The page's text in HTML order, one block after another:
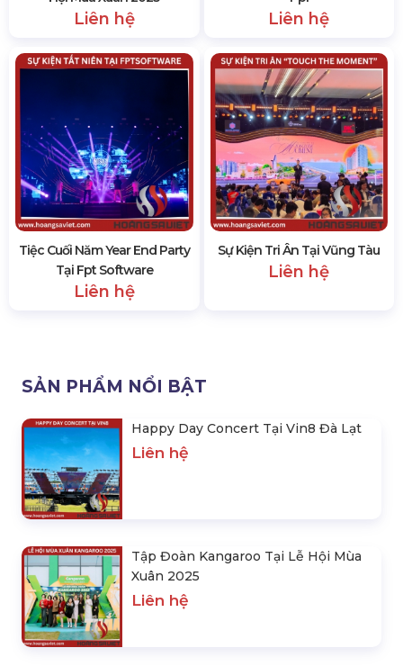
Liên hệ Liên hệ
Tiệc Cuối Năm Year End Party
Tại Fpt Software
Liên hệ
Sự Kiện Tri Ân Tại Vũng Tàu
Liên hệ
SẢN PHẨM NỔI BẬT
Happy Day Concert Tại Vin8 Đà Lạt
Liên hệ
Tập Đoàn Kangaroo Tại Lễ Hội Mùa
Xuân 2025
Liên hệ